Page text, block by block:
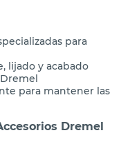
para
lijado y acabado
para mantener las
Dremel